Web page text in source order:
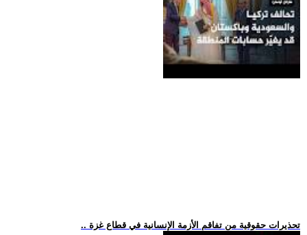
.. تحذيرات حقوقية من تفاقم الأزمة الإنسانية في قطاع غزة